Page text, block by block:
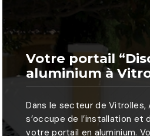
Votre portail
aluminium à
Dans le secteur de Vitrolles,
s’occupe de l’installation et
votre portail en aluminium.